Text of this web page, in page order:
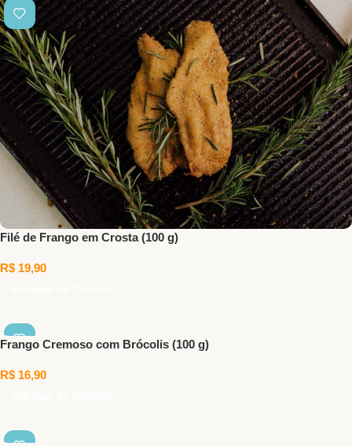
Filé de Frango em Crosta (100 g)
R$ 19,90
Frango Cremoso com Brócolis (100 g)
R$ 16,90